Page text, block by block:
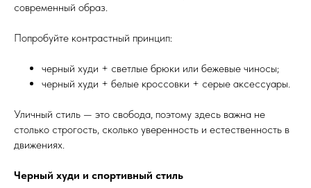
современный образ.
Попробуйте контрастный принцип:
черный худи + светлые брюки или бежевые чиносы;
черный худи + белые кроссовки + серые аксессуары.
Уличный стиль — это свобода, поэтому здесь важна не
столько строгость, сколько уверенность и естественность в
движениях.
Черный худи и спортивный стиль